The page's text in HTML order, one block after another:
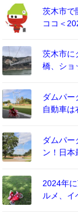
茨木市で
ココ＜
茨木市に
橋、ショ
ダムパー
自動車は
ダムパー
ン！日本
2024年
ルメ、イ